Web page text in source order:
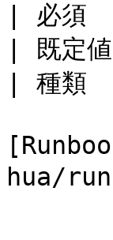
| 必
| 既定
| 種類
hua/